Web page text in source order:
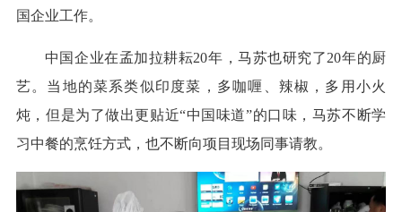
国企业工作。
中国企业在孟加拉耕耘20年，马苏也研究了20年的厨
艺。当地的菜系类似印度菜，多咖喱、辣椒，多用小火
炖，但是为了做出更贴近“中国味道”的口味，马苏不断学
习中餐的烹饪方式，也不断向项目现场同事请教。